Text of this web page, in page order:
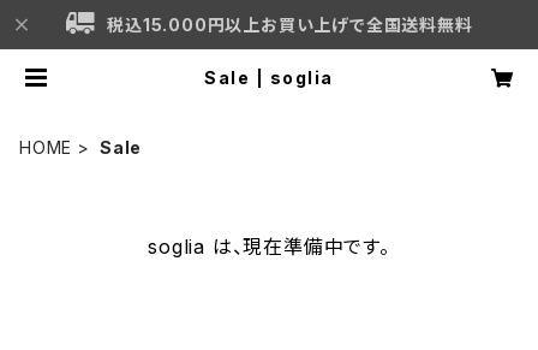
税込15.000円以上お買い上げで全国送料無料
Sale | soglia
HOME Sale
soglia は、現在準備中です。